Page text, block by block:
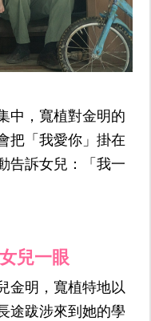
中，寬植對金明的
把「我愛你」掛在
告訴女兒：「我一
兒一眼
金明，寬植特地以
途跋涉來到她的學